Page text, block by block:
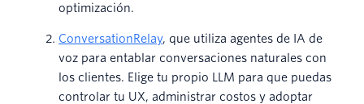
optimización.
ConversationRelay, que utiliza agentes de IA de
voz para entablar conversaciones naturales con
los clientes. Elige tu propio LLM para que puedas
controlar tu UX, administrar costos y adoptar